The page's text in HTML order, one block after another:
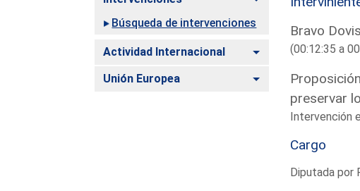
Búsqueda de intervenciones
Actividad Internacional Alternar
Unión Europea Alternar
Bravo
(00:12:35 a
preservar
Intervención
Cargo
Diputada por